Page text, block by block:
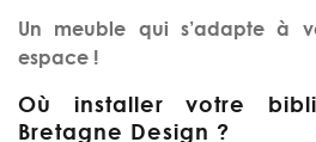
Un meuble qui s’adapte à
espace !
Où installer votre
Bretagne Design ?